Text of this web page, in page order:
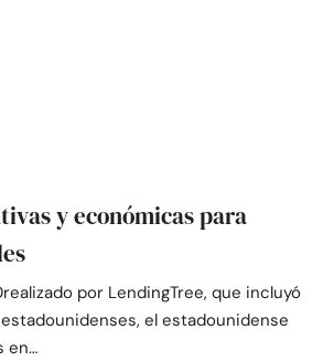
y económicas para
por LendingTree, que incluyó
el estadounidense
en…